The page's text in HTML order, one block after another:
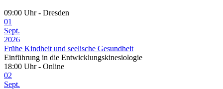
09:00 Uhr - Dresden
01
Sept.
2026
Frühe Kindheit und seelische Gesundheit
Einführung in die Entwicklungskinesiologie
18:00 Uhr - Online
02
Sept.